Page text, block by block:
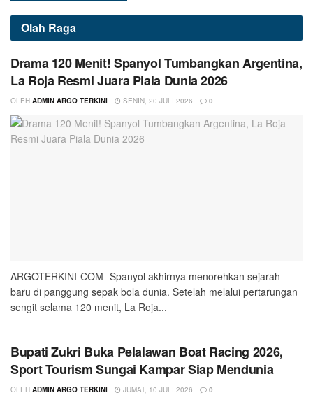
Olah Raga
Drama 120 Menit! Spanyol Tumbangkan Argentina,
La Roja Resmi Juara Piala Dunia 2026
OLEH ADMIN ARGO TERKINI SENIN, 20 JULI 2026 0
ARGOTERKINI-COM- Spanyol akhirnya menorehkan sejarah
baru di panggung sepak bola dunia. Setelah melalui pertarungan
sengit selama 120 menit, La Roja...
Bupati Zukri Buka Pelalawan Boat Racing 2026,
Sport Tourism Sungai Kampar Siap Mendunia
OLEH ADMIN ARGO TERKINI JUMAT, 10 JULI 2026 0